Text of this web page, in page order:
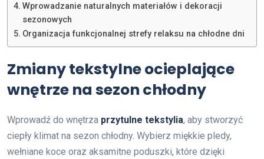
Wprowadzanie naturalnych materiałów i dekoracji
sezonowych
Organizacja funkcjonalnej strefy relaksu na chłodne dni
Zmiany tekstylne ocieplające
wnętrze na sezon chłodny
Wprowadź do wnętrza przytulne tekstylia, aby stworzyć
ciepły klimat na sezon chłodny. Wybierz miękkie pledy,
wełniane koce oraz aksamitne poduszki, które dzięki